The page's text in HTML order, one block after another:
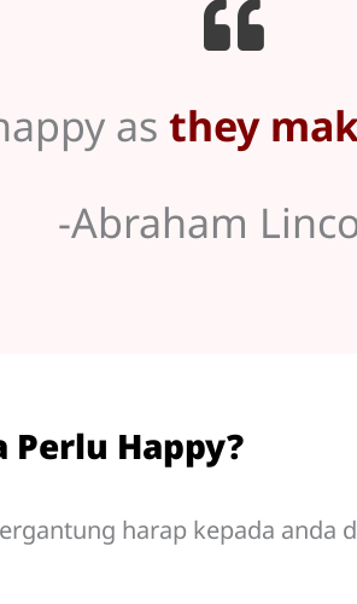
as they
-Abraham
Perlu Happy?
harap kepada anda